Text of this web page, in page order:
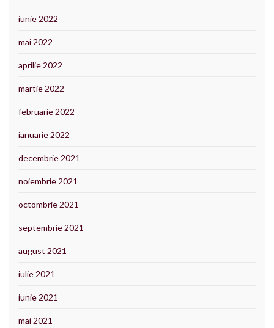
iunie 2022
mai 2022
aprilie 2022
martie 2022
februarie 2022
ianuarie 2022
decembrie 2021
noiembrie 2021
octombrie 2021
septembrie 2021
august 2021
iulie 2021
iunie 2021
mai 2021